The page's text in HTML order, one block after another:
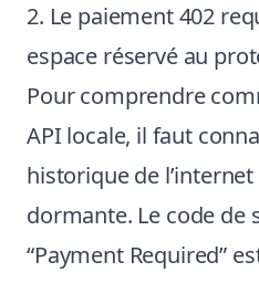
2. Le paiement 402
espace réservé au
Pour comprendre
API locale, il faut
historique de
dormante. Le code de
“Payment Required”